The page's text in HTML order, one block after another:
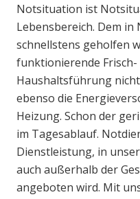
Notsituation ist
Lebensbereich. Dem in
schnellstens geholfen
funktionierende Frisch-
Haushaltsführung
ebenso die
Heizung. Schon der
im Tagesablauf.
Dienstleistung, in
auch außerhalb der
angeboten wird. Mit